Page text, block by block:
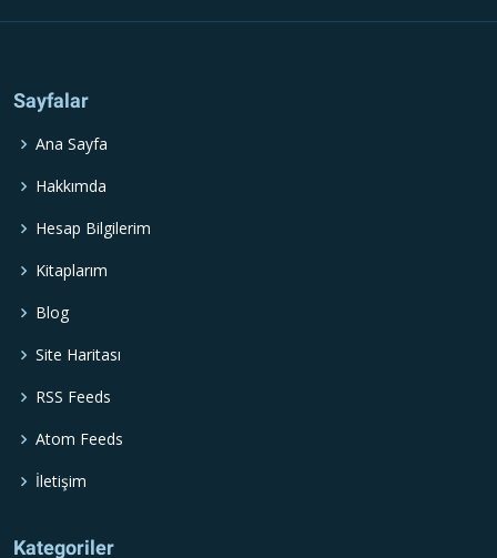
Sayfalar
Ana Sayfa
Hakkımda
Hesap Bilgilerim
Kitaplarım
Blog
Site Haritası
RSS Feeds
Atom Feeds
İletişim
Kategoriler